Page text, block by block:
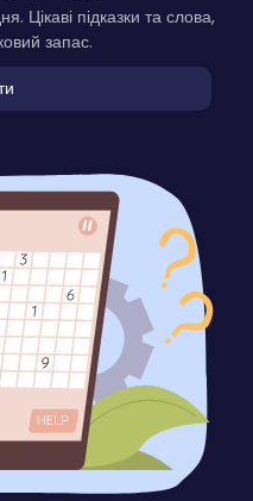
Цікаві підказки та слова,
запас.